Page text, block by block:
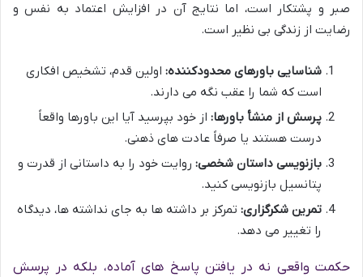
صبر و پشتکار است، اما نتایج آن در افزایش اعتماد به نفس و
رضایت از زندگی بی نظیر است.
شناسایی باورهای محدودکننده: اولین قدم، تشخیص افکاری
است که شما را عقب نگه می دارند.
پرسش از منشأ باورها: از خود بپرسید آیا این باورها واقعاً
درست هستند یا صرفاً عادت های ذهنی.
بازنویسی داستان شخصی: روایت خود را به داستانی از قدرت و
پتانسیل بازنویسی کنید.
تمرین شکرگزاری: تمرکز بر داشته ها به جای نداشته ها، دیدگاه
را تغییر می دهد.
حکمت واقعی نه در یافتن پاسخ های آماده، بلکه در پرسش